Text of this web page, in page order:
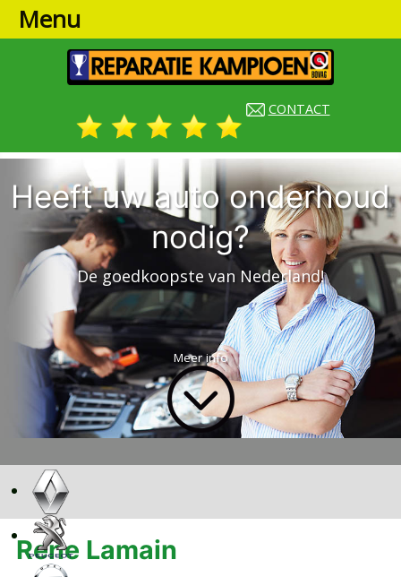
CONTACT
Heeft uw auto onderhoud
nodig?
De goedkoopste van Nederland!
Meer info
Rene Lamain
Menu